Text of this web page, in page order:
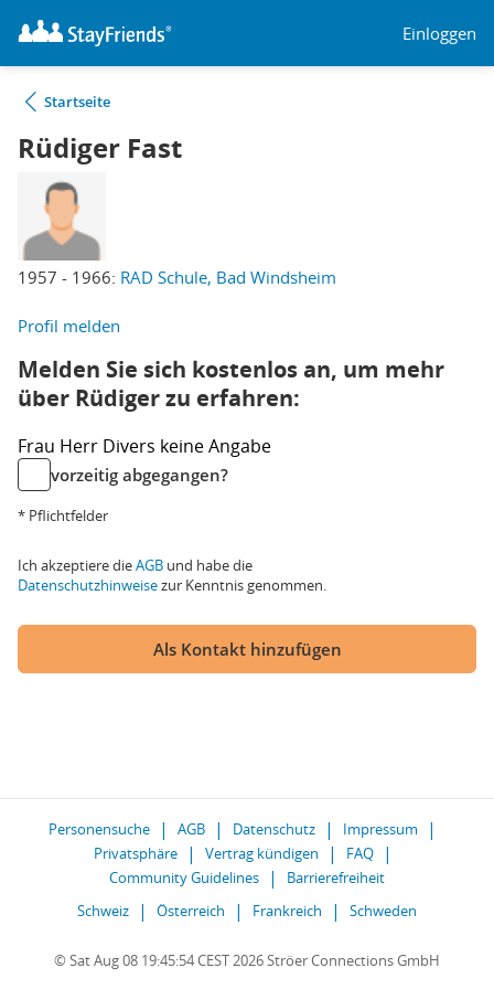
Einloggen
Startseite
Rüdiger Fast
1957 - 1966: RAD Schule, Bad Windsheim
Profil melden
Melden Sie sich kostenlos an, um mehr
über Rüdiger zu erfahren:
Frau Herr Divers keine Angabe
vorzeitig abgegangen?
* Pflichtfelder
Ich akzeptiere dieAGB und habe die
Datenschutzhinweisezur Kenntnis genommen.
Als Kontakt hinzufügen
Personensuche AGB Datenschutz
Impressum
Privatsphäre
Vertrag kündigen
FAQ
Community Guidelines
Barrierefreiheit
Schweiz
Österreich Frankreich Schweden
© Sat Aug 08 19:45:54 CEST 2026 Ströer Connections GmbH